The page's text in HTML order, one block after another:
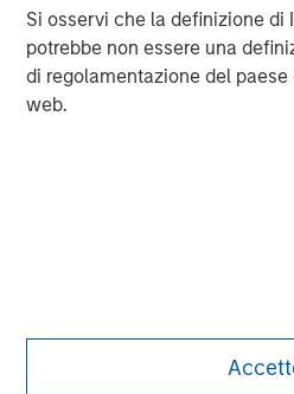
Si osservi che la definizione di
potrebbe non essere una
di regolamentazione del
web.
experience encompasses a
geographic regions and
phases of the real estate cycle.